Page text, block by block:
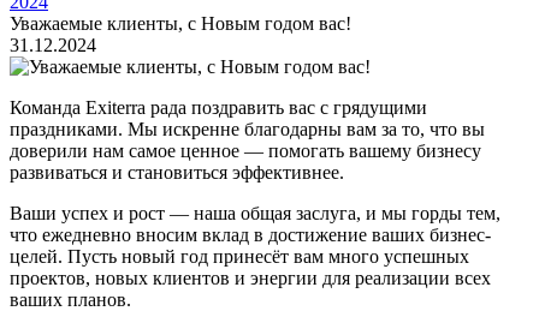
Уважаемые клиенты, с Новым годом вас!
31.12.2024
Команда Exiterra рада поздравить вас с грядущими
праздниками. Мы искренне благодарны вам за то, что вы
доверили нам самое ценное — помогать вашему бизнесу
развиваться и становиться эффективнее.
Ваши успех и рост — наша общая заслуга, и мы горды тем,
что ежедневно вносим вклад в достижение ваших бизнес-
целей. Пусть новый год принесёт вам много успешных
проектов, новых клиентов и энергии для реализации всех
ваших планов.